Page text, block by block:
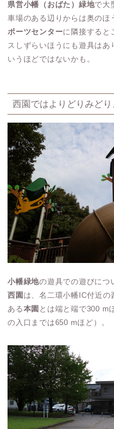
県営小幡（おばた）緑地で大
車場のある辺りからは奥のほ
ポーツセンターに隣接すると
スしずらいほうにも遊具はあ
いうほどではないかも。
西園ではよりどりみど
小幡緑地の遊具での遊びにつ
西園 は、名二環小幡IC付近の
ある本園 とは端と端で300 m
の入口までは650 mほど）。